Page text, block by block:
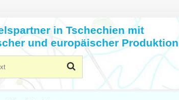
in Tschechien mit
und europäischer Produktion